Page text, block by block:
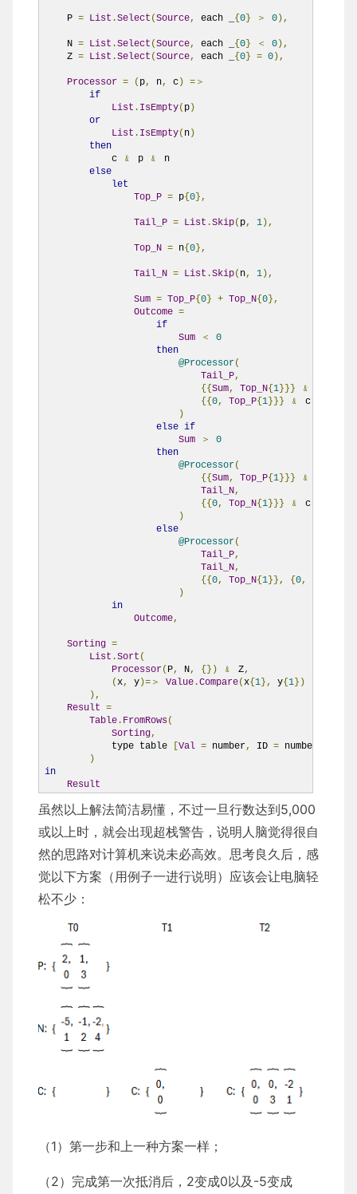
    P
= List .Select (Source, each _ {0} ＞ 0),
    N
= List .Select (Source, each _ {0} ＜ 0),
    Z
= List .Select (Source, each _ {0} = 0),
Processor = ( p, n, c) =＞
if
List . IsEmpty( p)
or
List . IsEmpty( n)
then
            c
﹠ p ﹠
n
else
let
Top_P = p{0},
Tail_P = List .Skip( p, 1),
Top_N = n{0},
Tail_N = List .Skip( n, 1),
Sum = Top_P{0} + Top_N{0},
Outcome =
if
Sum
＜
0
then
@Processor(
Tail_P,
{{Sum, Top_N{1}}} ﹠
{{0, Top_P{1}}} ﹠
c
)
else if
Sum
＞
0
then
@Processor(
{{Sum, Top_P{1}}} ﹠
Tail_N,
{{0, Top_N{1}}} ﹠
c
)
else
@Processor(
Tail_P,
Tail_N,
{{0, Top_N{1}}, {0,
)
in
Outcome,
Sorting =
List .Sort (
Processor( P, N, {}) ﹠ Z,
(x, y)=＞ Value .Compare(x{1}, y{1})
),
Result =
Table . FromRows(
Sorting,
            type table
[Val = number, ID = number
)
in
Result
虽然以上解法简洁易懂，不过一旦行数达到5,000
或以上时，就会出现超栈警告，说明人脑觉得很自
然的思路对计算机来说未必高效。思考良久后，感
觉以下方案（用例子一进行说明）应该会让电脑轻
松不少：
（1）第一步和上一种方案一样；
（2）完成第一次抵消后，2变成0以及-5变成